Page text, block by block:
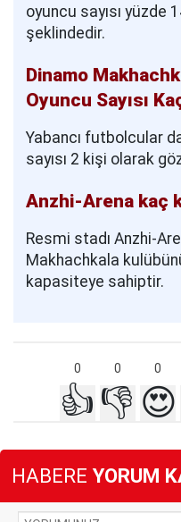
oyuncu sayısı yüzde
şeklindedir.
Dinamo
Oyuncu Sayısı
Yabancı futbolcular
sayısı 2 kişi olarak
Anzhi-Arena kaç
Resmi stadı Anzhi-
Makhachkala
kapasiteye sahiptir.
0 0 0
👍 👎 😍
HABERE YORUM